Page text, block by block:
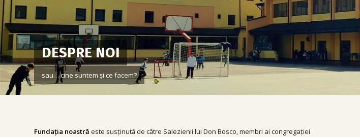
DESPRE NOI
sau… cine suntem și ce facem?
Fundația noastră este susținută de către Salezienii lui Don Bosco, membri ai congregației